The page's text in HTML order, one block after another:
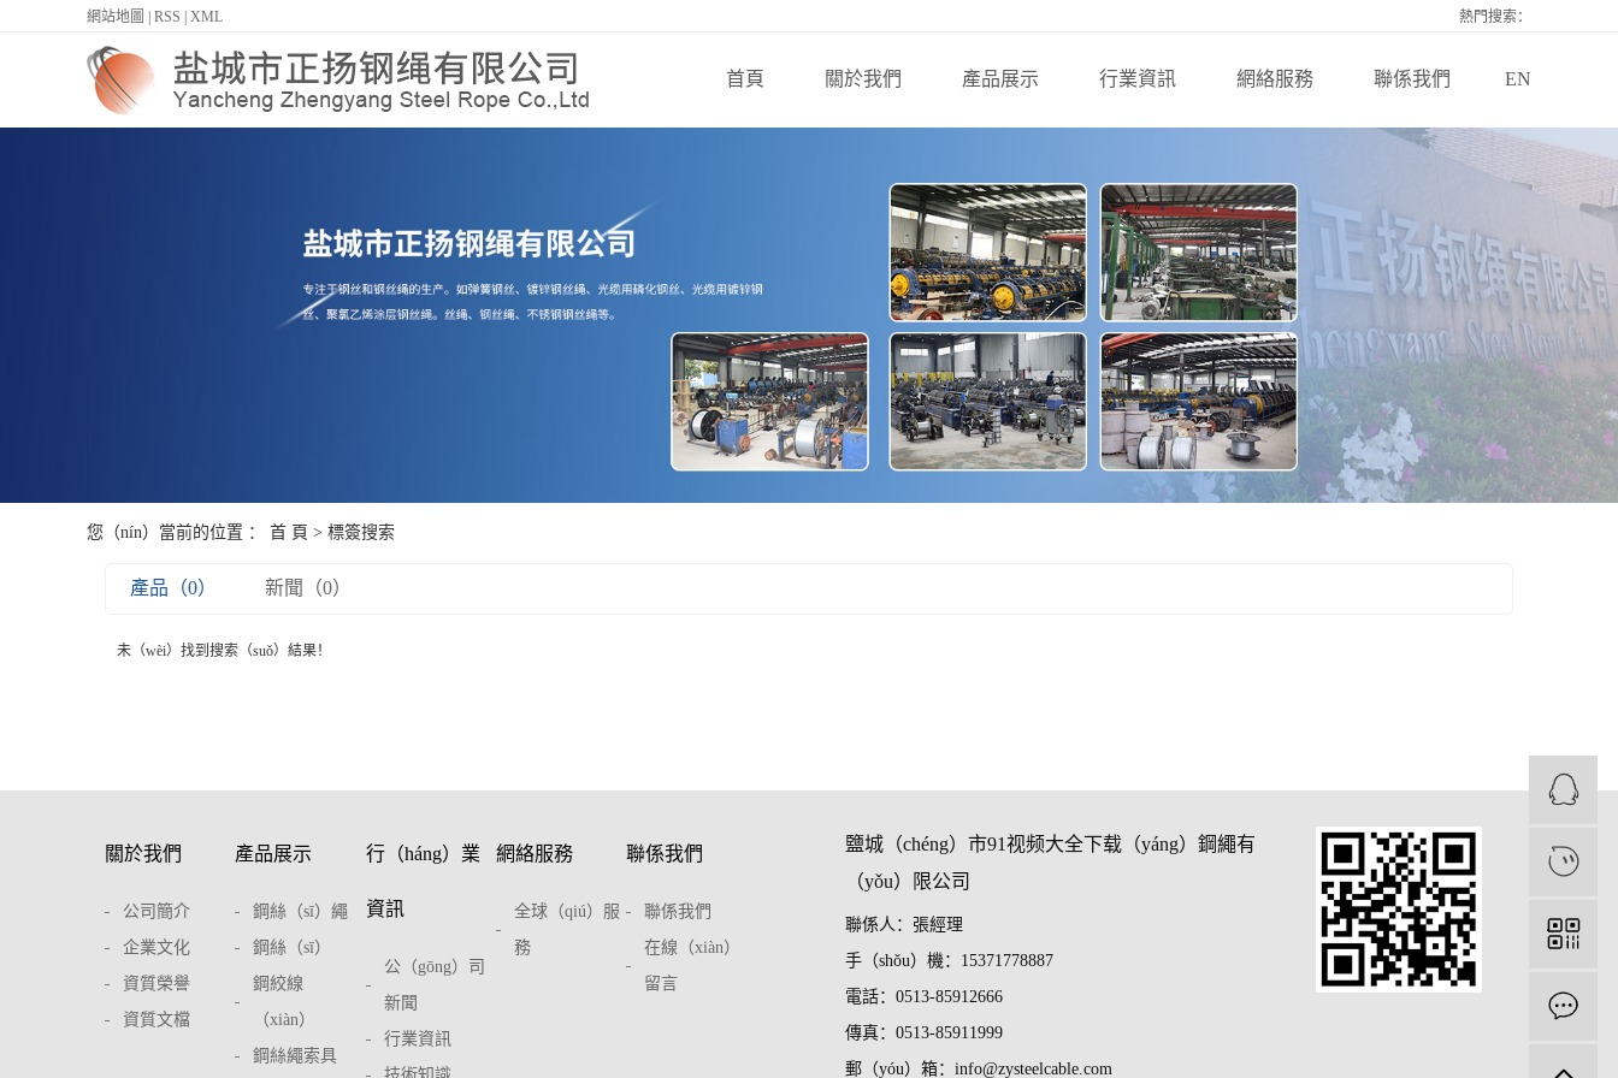
網站地圖 RSS XML 熱門搜索：
首頁 關於我們
企業文化
資質榮譽（yù）
資質文檔
產品展示
鋼絲
鋼絞線
鋼（gāng）絲繩
索（suǒ）具
行業資訊
行業資訊
（xùn）
技術知識
網絡服務 聯係我們
聯係（xì）我們
EN
您（nín）當前的位置 ： 首 頁 > 標簽搜索
產品（0） 新聞（0）
未（wèi）找到搜索（suǒ）結果！
關於我們
公司簡介
企業文化
資質榮譽
資質文檔
產品展示
鋼絲（sī）繩
鋼絲（sī）
鋼絞線
（xiàn）
鋼絲繩索具
行（háng）業
資訊
公（gōng）司
新聞
行業資訊
網絡服務
全球（qiú）服
務
聯係我們
聯係我們
在線（xiàn）
留言
鹽城（chéng）市91视频大全下载（yáng）鋼繩有
（yǒu）限公司
聯係人：張經理
手（shǒu）機：15371778887
電話：0513-85912666
傳真：0513-85911999
郵（yóu）箱：info@zysteelcable.com